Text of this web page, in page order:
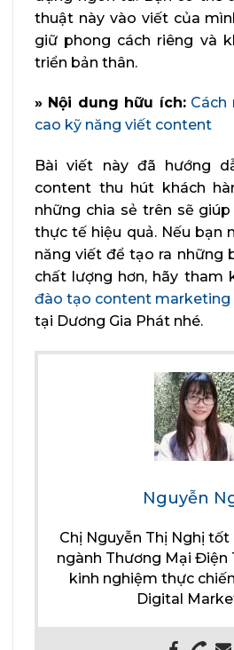
thuật này vào viết của
giữ phong cách riêng và
triển bản thân.
» Nội dung hữu ích: Cách
cao kỹ năng viết content
Bài viết này đã hướng
content thu hút khách
những chia sẻ trên sẽ
thực tế hiệu quả. Nếu bạn
năng viết để tạo ra những
chất lượng hơn, hãy tham
đào tạo content marketing
tại Dương Gia Phát nhé.
Nguyễn
Chị Nguyễn Thị Nghị
ngành Thương Mại Điện
kinh nghiệm thực
Digital